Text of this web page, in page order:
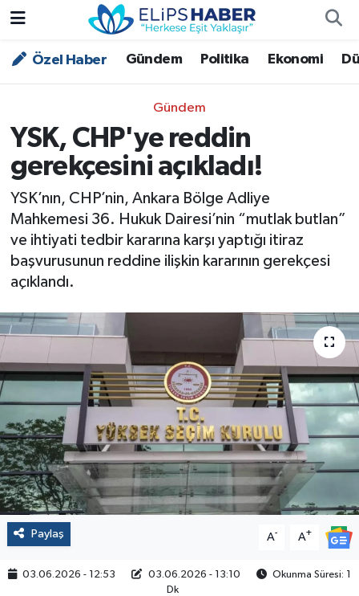
Özel Haber Gündem Politika Ekonomi
Gündem
YSK, CHP'ye reddin
gerekçesini açıkladı!
YSK’nın, CHP’nin, Ankara Bölge Adliye
Mahkemesi 36. Hukuk Dairesi’nin “mutlak butlan”
ve ihtiyati tedbir kararına karşı yaptığı itiraz
başvurusunun reddine ilişkin kararının gerekçesi
açıklandı.
Paylaş A- A+
03.06.2026 - 12:53 03.06.2026 - 13:10
Okunma Süresi: 1
Dk
Özel Haber
Asayiş
Bilim - Teknoloji
Çevre - İklim
Dünya
Magazin
Politika
Sağlık
Spor
Yaşam
Nöbetçi Eczaneler
Trafik Durumu
Süper Lig Puan Durumu ve Fikstür
Tüm Manşetler
Son Dakika Haberleri